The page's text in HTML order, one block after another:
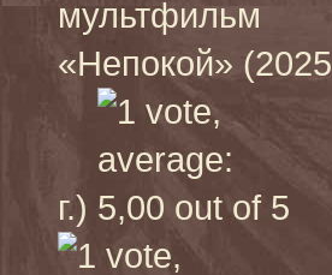
мультфильм
«Непокой» (2025
г.)